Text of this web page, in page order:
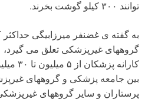
توانند ۳۰۰ کیلو گوشت بخرند.
به گفته ی غضنفر میرزابیگی حداکثر
بین جامعه پزشکی و گروههای
پرستاران و سایر گروههای